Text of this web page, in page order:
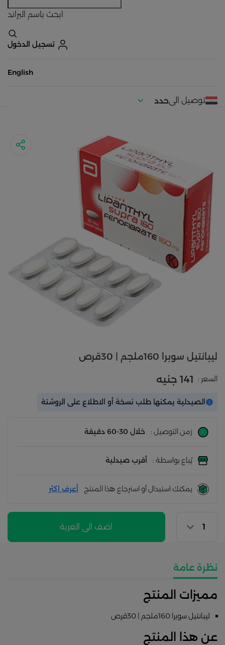
ابحث باسم البراند
تسجيل الدخول
English
توصيل الىحدد
ليبانتيل سوبرا 160ملجم | 30قرص
السعر : 141 جنيه
الصيدلية يمكنها طلب نسخة أو الاطلاع على الروشتة
زمن التوصيل : خلال 30-60 دقيقة
يُباع بواسطة : أقرب صيدلية
يمكنك استبدال أو استرجاع هذا المنتج أعرف اكثر
اضف الى العربة
نظرة عامة
مميزات المنتج
ليبانتيل سوبرا 160ملجم | 30قرص
عن هذا المنتج